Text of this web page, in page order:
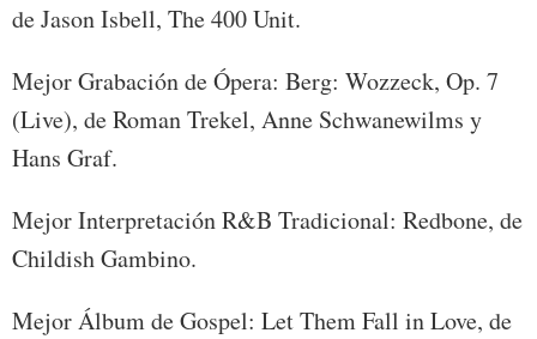
de Jason Isbell, The 400 Unit.
Mejor Grabación de Ópera: Berg: Wozzeck, Op. 7
(Live), de Roman Trekel, Anne Schwanewilms y
Hans Graf.
Mejor Interpretación R&B Tradicional: Redbone, de
Childish Gambino.
Mejor Álbum de Gospel: Let Them Fall in Love, de